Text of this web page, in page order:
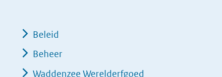
Beleid
Beheer
Waddenzee Werelderfgoed